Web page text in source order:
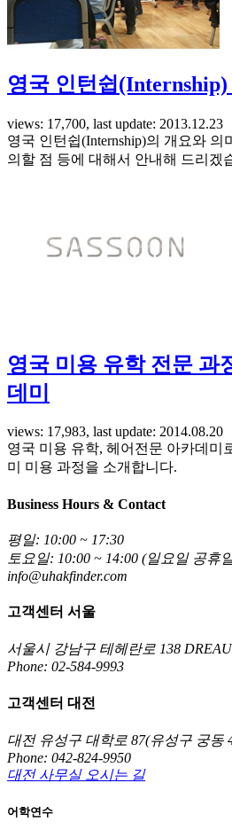
영국 인턴쉽(Internship)
views: 17,700, last update: 2013.12.23
영국 인턴쉽(Internship)의 개요와
의할 점 등에 대해서 안내해 드리겠
영국 미용 유학 전문 과
데미
views: 17,983, last update: 2014.08.20
영국 미용 유학, 헤어전문 아카데미
미 미용 과정을 소개합니다.
Business Hours & Contact
평일: 10:00 ~ 17:30
토요일: 10:00 ~ 14:00 (일요일 공휴
info@uhakfinder.com
고객센터 서울
서울시 강남구 테헤란로 138
Phone: 02-584-9993
고객센터 대전
대전 유성구 대학로 87(유성구 궁동
Phone: 042-824-9950
대전 사무실 오시는 길
어학연수